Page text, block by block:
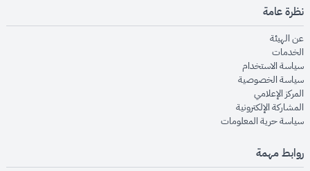
نظرة عامة
عن الهيئةopens in new window
الخدماتopens in new window
سياسة الاستخدام
سياسة الخصوصيةopens in new window
المركز الإعلاميopens in new window
المشاركة الإلكترونيةopens in new window
سياسة حرية المعلوماتopens in new window
روابط مهمة